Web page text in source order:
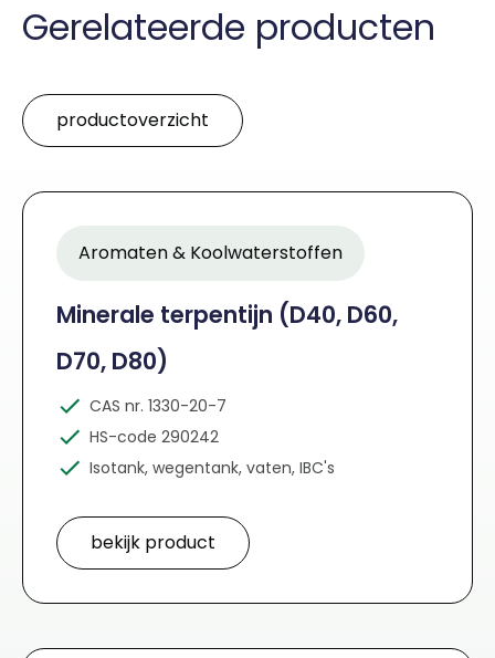
Gerelateerde producten
productoverzicht
Aromaten & Koolwaterstoffen
Minerale terpentijn (D40, D60,
D70, D80)
CAS nr. 1330-20-7
HS-code 290242
Isotank, wegentank, vaten, IBC's
bekijk product